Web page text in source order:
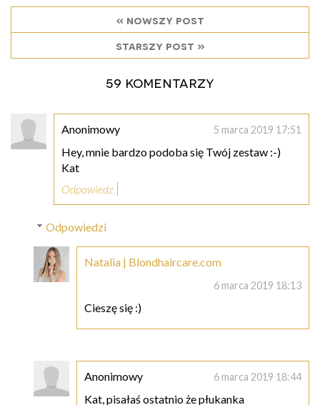
« nowszy post
starszy post »
59 komentarzy
Anonimowy 5 marca 2019 17:51
Hey, mnie bardzo podoba się Twój zestaw :-)
Kat
Odpowiedz
Odpowiedzi
Natalia | Blondhaircare.com
6 marca 2019 18:13
Cieszę się :)
Anonimowy 6 marca 2019 18:44
Kat, pisałaś ostatnio że płukanka